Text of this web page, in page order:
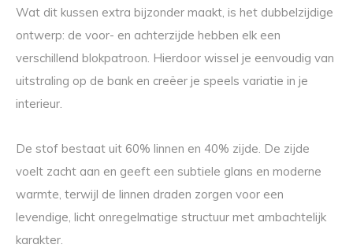
Wat dit kussen extra bijzonder maakt, is het dubbelzijdige
ontwerp: de voor- en achterzijde hebben elk een
verschillend blokpatroon. Hierdoor wissel je eenvoudig van
uitstraling op de bank en creëer je speels variatie in je
interieur.
De stof bestaat uit 60% linnen en 40% zijde. De zijde
voelt zacht aan en geeft een subtiele glans en moderne
warmte, terwijl de linnen draden zorgen voor een
levendige, licht onregelmatige structuur met ambachtelijk
karakter.